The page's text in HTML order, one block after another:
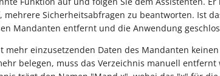
mehrere Sicherheitsabfragen zu beantworten. Ist
Mandanten entfernt und die Anwendung
mehr einzusetzenden Daten des Mandanten
belegen, muss das Verzeichnis manuell entfernt